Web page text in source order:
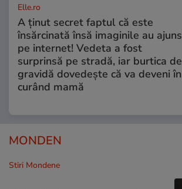
Elle.ro
A ținut secret faptul că este
însărcinată însă imaginile au ajuns
pe internet! Vedeta a fost
surprinsă pe stradă, iar burtica de
gravidă dovedește că va deveni în
curând mamă
MONDEN
Stiri Mondene